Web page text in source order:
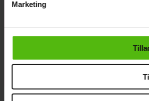
Marketing